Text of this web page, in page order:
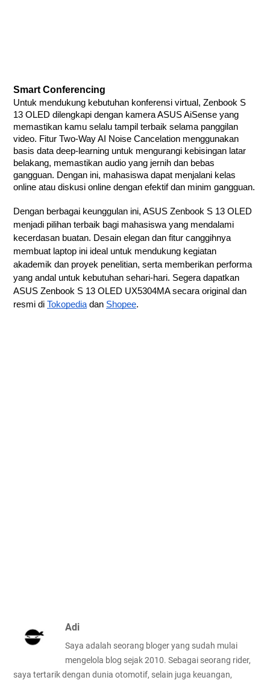
Smart Conferencing
Untuk mendukung kebutuhan konferensi virtual, Zenbook S
13 OLED dilengkapi dengan kamera ASUS AiSense yang
memastikan kamu selalu tampil terbaik selama panggilan
video. Fitur Two-Way AI Noise Cancelation menggunakan
basis data deep-learning untuk mengurangi kebisingan latar
belakang, memastikan audio yang jernih dan bebas
gangguan. Dengan ini, mahasiswa dapat menjalani kelas
online atau diskusi online dengan efektif dan minim gangguan.
Dengan berbagai keunggulan ini, ASUS Zenbook S 13 OLED
menjadi pilihan terbaik bagi mahasiswa yang mendalami
kecerdasan buatan. Desain elegan dan fitur canggihnya
membuat laptop ini ideal untuk mendukung kegiatan
akademik dan proyek penelitian, serta memberikan performa
yang andal untuk kebutuhan sehari-hari. Segera dapatkan
ASUS Zenbook S 13 OLED UX5304MA secara original dan
resmi di Tokopedia dan Shopee.
Adi
Saya adalah seorang bloger yang sudah mulai
mengelola blog sejak 2010. Sebagai seorang rider,
saya tertarik dengan dunia otomotif, selain juga keuangan,